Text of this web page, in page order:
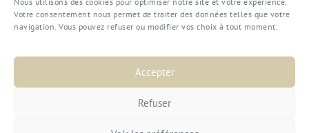
Votre consentement nous permet de traiter des données telles que votre
navigation. Vous pouvez refuser ou modifier vos choix à tout moment.
Accepter
Refuser
Boutique
Mon compte
Conditions générales de vente